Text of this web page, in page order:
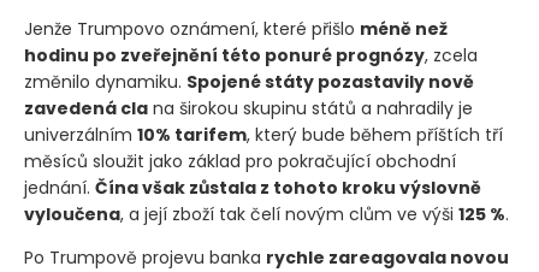
Jenže Trumpovo oznámení, které přišlo méně než
hodinu po zveřejnění této ponuré prognózy, zcela
změnilo dynamiku. Spojené státy pozastavily nově
zavedená cla na širokou skupinu států a nahradily je
univerzálním 10% tarifem, který bude během příštích tří
měsíců sloužit jako základ pro pokračující obchodní
jednání. Čína však zůstala z tohoto kroku výslovně
vyloučena, a její zboží tak čelí novým clům ve výši 125 %.
Po Trumpově projevu banka rychle zareagovala novou